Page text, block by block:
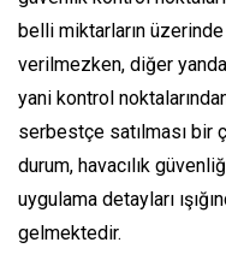
belli miktarların
verilmezken, diğer
yani kontrol
serbestçe satılması bir
durum, havacılık
uygulama detayları
gelmektedir.